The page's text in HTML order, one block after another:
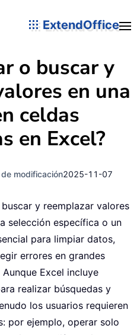
ExtendOffice
o buscar y
en una
celdas
en Excel?
de modificación2025-11-07
y reemplazar valores
selección específica o un
para limpiar datos,
errores en grandes
Excel incluye
realizar búsquedas y
los usuarios requieren
por ejemplo, operar solo